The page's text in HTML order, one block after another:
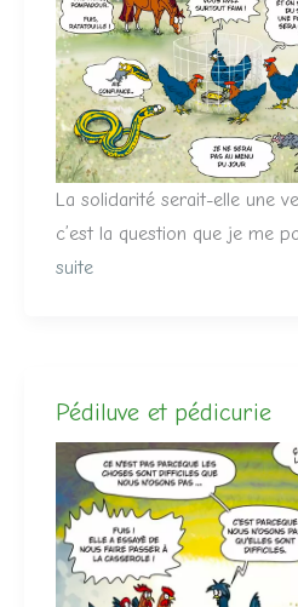
La solidarité serait-elle une
c’est la question que je me
suite
Pédiluve et pédicurie